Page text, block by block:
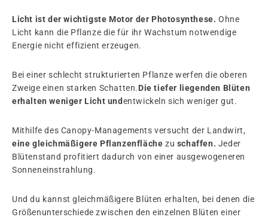
Licht ist der wichtigste Motor der Photosynthese. Ohne
Licht kann die Pflanze die für ihr Wachstum notwendige
Energie nicht effizient erzeugen.
Bei einer schlecht strukturierten Pflanze werfen die oberen
Zweige einen starken Schatten.Die tiefer liegenden Blüten
erhalten weniger Licht undentwickeln sich weniger gut.
Mithilfe des Canopy-Managements versucht der Landwirt,
eine gleichmäßigere Pflanzenfläche zu schaffen. Jeder
Blütenstand profitiert dadurch von einer ausgewogeneren
Sonneneinstrahlung.
Und du kannst gleichmäßigere Blüten erhalten, bei denen die
Größenunterschiede zwischen den einzelnen Blüten einer